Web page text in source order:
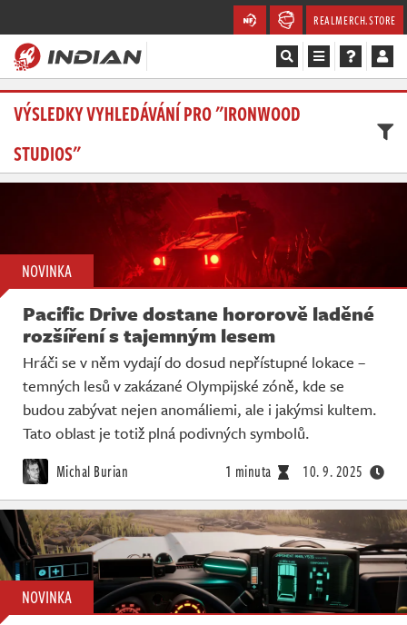
REALMERCH.STORE
Magazín
Recenze
Databáze
Komunita
Redakce
Živě
VÝSLEDKY VYHLEDÁVÁNÍ PRO "IRONWOOD
STUDIOS"
NOVINKA
Pacific Drive dostane hororově laděné
rozšíření s tajemným lesem
Hráči se v něm vydají do dosud nepřístupné lokace –
temných lesů v zakázané Olympijské zóně, kde se
budou zabývat nejen anomáliemi, ale i jakýmsi kultem.
Tato oblast je totiž plná podivných symbolů.
Michal Burian 1 minuta 10. 9. 2025
NOVINKA